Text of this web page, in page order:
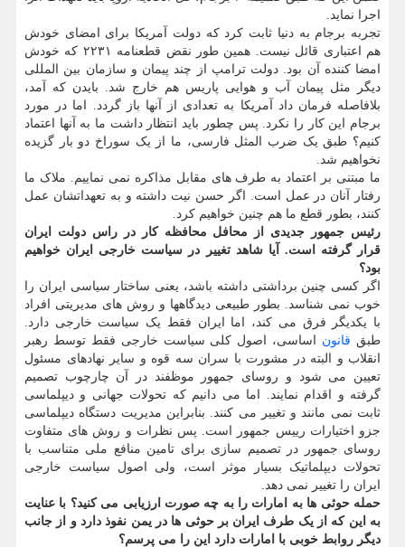
اجرا نماید.
تجربه برجام به دنیا ثابت کرد که دولت آمریکا برای امضای خودش
هم اعتباری قائل نیست. همین طور نقض قطعنامه ۲۲۳۱ که خودش
امضا کننده آن بود. دولت ترامپ از چند پیمان و سازمان بین المللی
دیگر مثل پیمان آب و هوایی پاریس هم خارج شد. بایدن که آمد،
بلافاصله فرمان داد آمریکا به تعدادی از آنها باز گردد. اما در مورد
برجام این کار را نکرد. پس چطور باید انتظار داشت ما به آنها اعتماد
کنیم؟ طبق یک ضرب المثل فارسی، ما از یک سوراخ دو بار گزیده
نخواهیم شد.
ما مبتنی بر اعتماد به طرف های مقابل مذاکره نمی نماییم. ملاک ما
رفتار آنان در عمل است. اگر حسن نیت داشته و به تعهداتشان عمل
کنند، بطور قطع ما هم چنین خواهیم کرد.
رئیس جمهور جدیدی از محافل محافظه کار در راس دولت ایران
قرار گرفته است. آیا شاهد تغییر در سیاست خارجی ایران خواهیم
بود؟
اگر کسی چنین برداشتی داشته باشد، یعنی ساختار سیاسی ایران را
خوب نمی شناسد. بطور طبیعی دیدگاهها و روش های مدیریتی افراد
با یکدیگر فرق می کند، اما ایران فقط یک سیاست خارجی دارد.
طبق قانون اساسی، اصول کلی سیاست خارجی فقط توسط رهبر
انقلاب و البته در مشورت با سران سه قوه و سایر نهادهای مسئول
تعیین می شود و روسای جمهور موظفند در آن چارچوب تصمیم
گرفته و اقدام نمایند. اما می دانیم که تحولات جهانی و دیپلماسی
ثابت نمی مانند و تغییر می کنند. بنابراین مدیریت دستگاه دیپلماسی
جزو اختیارات رییس جمهور است. پس نظرات و روش های متفاوت
روسای جمهور در تصمیم سازی برای تامین منافع ملی متناسب با
تحولات دیپلماتیک بسیار موثر است، ولی اصول سیاست خارجی
ایران را تغییر نمی دهد.
حمله حوثی ها به امارات را به چه صورت ارزیابی می کنید؟ با عنایت
به این که از یک طرف ایران بر حوثی ها در یمن نفوذ دارد و از جانب
دیگر روابط خوبی با امارات دارد این را می پرسم؟